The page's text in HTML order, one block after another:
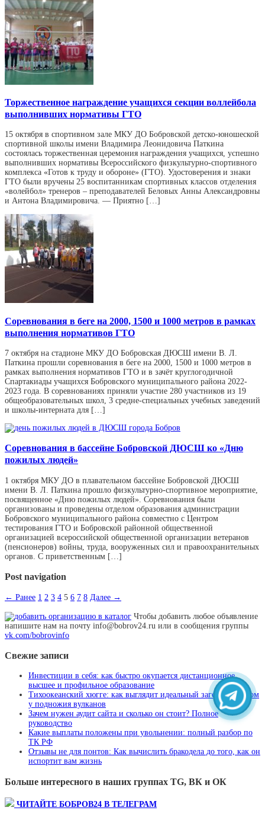
Торжественное награждение учащихся секции воллейбола
выполнивших нормативы ГТО
15 октября в спортивном зале МКУ ДО Бобровской детско-юношеской
спортивной школы имени Владимира Леонидовича Паткина
состоялась торжественная церемония награждения учащихся, успешно
выполнивших нормативы Всероссийского физкультурно-спортивного
комплекса «Готов к труду и обороне» (ГТО). Удостоверения и знаки
ГТО были вручены 25 воспитанникам спортивных классов отделения
«волейбол» тренеров – преподавателей Беловых Анны Александровны
и Антона Владимировича. — Приятно […]
Соревнования в беге на 2000, 1500 и 1000 метров в рамках
выполнения нормативов ГТО
7 октября на стадионе МКУ ДО Бобровская ДЮСШ имени В. Л.
Паткина прошли соревнования в беге на 2000, 1500 и 1000 метров в
рамках выполнения нормативов ГТО и в зачёт круглогодичной
Спартакиады учащихся Бобровского муниципального района 2022-
2023 года. В соревнованиях приняли участие 280 участников из 19
общеобразовательных школ, 3 средне-специальных учебных заведений
и школы-интерната для […]
Соревнования в бассейне Бобровской ДЮСШ ко «Дню
пожилых людей»
1 октября МКУ ДО в плавательном бассейне Бобровской ДЮСШ
имени В. Л. Паткина прошло физкультурно-спортивное мероприятие,
посвященное «Дню пожилых людей». Соревнования были
организованы и проведены отделом образования администрации
Бобровского муниципального района совместно с Центром
тестирования ГТО и Бобровской районной общественной
организацией всероссийской общественной организации ветеранов
(пенсионеров) войны, труда, вооруженных сил и правоохранительных
органов. С приветственным […]
Post navigation
← Ранее 1 2 3 4 5 6 7 8 Далее →
Чтобы добавить любое объявление
напишите нам на почту info@bobrov24.ru или в сообщения группы
vk.com/bobrovinfo
Свежие записи
Инвестиции в себя: как быстро окупается дистанционное
высшее и профильное образование
Тихоокеанский хюгге: как выглядит идеальный загородный дом
у подножия вулканов
Зачем нужен аудит сайта и сколько он стоит? Полное
руководство
Какие выплаты положены при увольнении: полный разбор по
ТК РФ
Отзывы не для понтов: Как вычислить бракодела до того, как он
испортит вам жизнь
Больше интересного в наших группах TG, ВК и ОК
ЧИТАЙТЕ БОБРОВ24 В ТЕЛЕГРАМ